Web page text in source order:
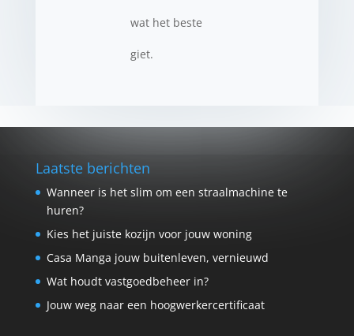
wat het beste
giet.
Laatste berichten
Wanneer is het slim om een straalmachine te
huren?
Kies het juiste kozijn voor jouw woning
Casa Manga jouw buitenleven, vernieuwd
Wat houdt vastgoedbeheer in?
Jouw weg naar een hoogwerkercertificaat